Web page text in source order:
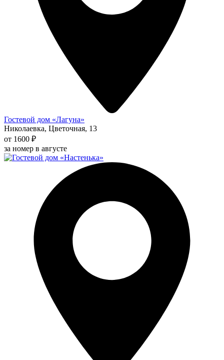
Гостевой дом «Лагуна»
Николаевка, Цветочная, 13
от 1600 ₽
за номер в августе